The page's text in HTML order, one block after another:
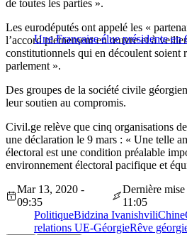
de toutes les parties ».
Une Française élue présidente en
Les eurodéputés ont appelé les «
l’accord pleinement en œuvre et à
constitutionnels qui en découlent soient
parlement ».
Des groupes de la société civile
leur soutien au compromis.
Civil.ge relève que cinq organisations
une déclaration le 9 mars : « Une telle
électoral est une condition préalable
environnement électoral pacifique et
Mar 13, 2020 -
09:35
Dernière
11:05
PolitiqueBidzina IvanishviliChine
relations UE-GéorgieRêve